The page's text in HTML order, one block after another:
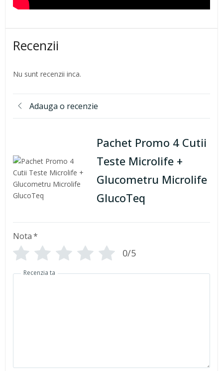
Recenzii
Nu sunt recenzii inca.
Adauga o recenzie
Pachet Promo 4 Cutii
Teste Microlife +
Glucometru Microlife
GlucoTeq
Nota*
0/5
Recenzia ta